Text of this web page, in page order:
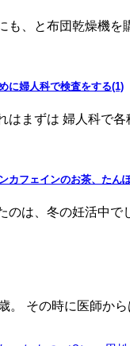
も、と布団乾燥機
に婦人科で検査をする(1)
はまずは 婦人科で
カフェインのお茶、たん
のは、冬の妊活中
。 その時に医師か